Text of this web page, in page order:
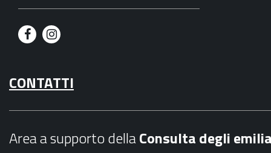
F
c
e
I
s
t
CONTATTI
Area a supporto dellaConsulta degli